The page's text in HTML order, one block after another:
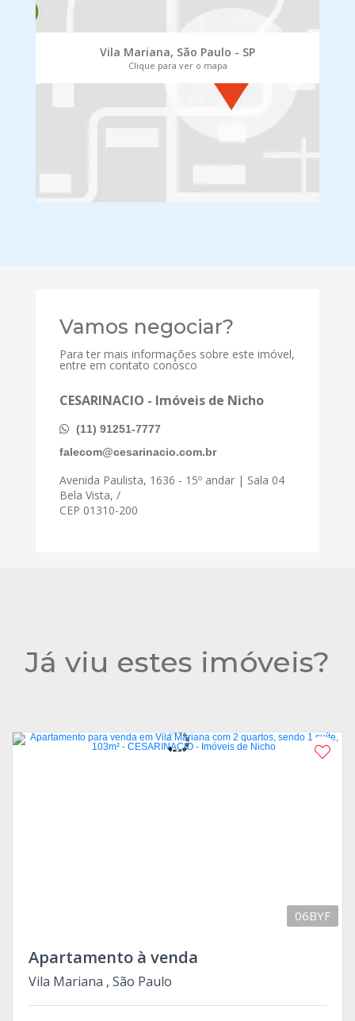
Vila Mariana, São Paulo - SP
Clique para ver o mapa
Vamos negociar?
Para ter mais informações sobre este imóvel,
entre em contato conosco
CESARINACIO - Imóveis de Nicho
(11) 91251-7777
falecom@cesarinacio.com.br
Avenida Paulista, 1636 - 15º andar | Sala 04
Bela Vista, /
CEP 01310-200
Já viu estes imóveis?
06BYF
Apartamento à venda
Vila Mariana , São Paulo